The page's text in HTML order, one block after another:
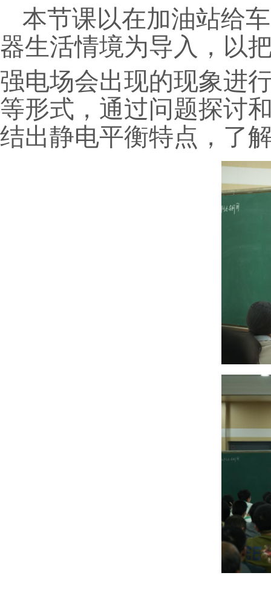
本节课以在加油站给
器生活情境为导入，以
强电场会出现的现象进
等形式，通过问题探讨
结出静电平衡特点，了